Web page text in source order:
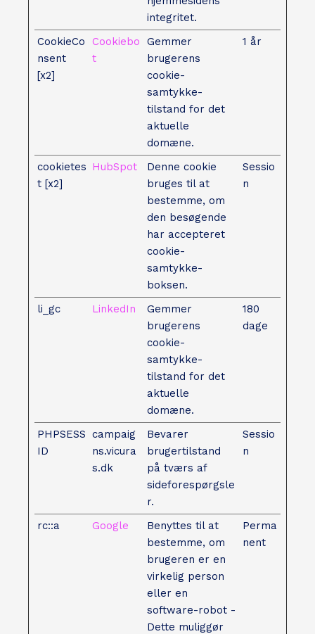
integritet.
CookieCo
nsent
[x2]
Cookiebo
t
Gemmer
brugerens
cookie-
samtykke-
tilstand for det
aktuelle
domæne.
1 år
cookietes
t [x2]
HubSpot
Denne cookie
bruges til at
bestemme, om
den besøgende
har accepteret
cookie-
samtykke-
boksen.
Sessio
n
li_gc LinkedIn
Gemmer
brugerens
cookie-
samtykke-
tilstand for det
aktuelle
domæne.
180
dage
PHPSESS
ID
campaig
ns.vicura
s.dk
Bevarer
brugertilstand
på tværs af
sideforespørgsle
r.
Sessio
n
rc::a Google
Benyttes til at
bestemme, om
brugeren er en
virkelig person
eller en
software-robot -
Dette muliggør
Perma
nent